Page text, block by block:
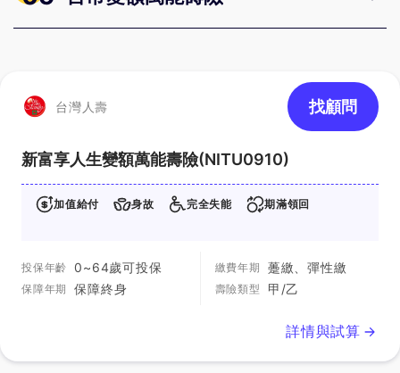
台灣人壽 找顧問
新富享人生變額萬能壽險(NITU0910)
加值給付 身故 完全失能 期滿領回
投保年齡 0~64歲可投保
保障年期 保障終身
繳費年期 躉繳、彈性繳
壽險類型 甲/乙
詳情與試算